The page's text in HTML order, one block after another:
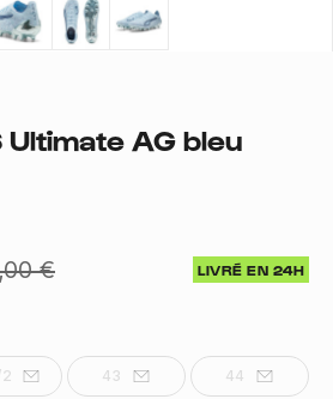
AG bleu
€ LIVRÉ EN 24H
43 44